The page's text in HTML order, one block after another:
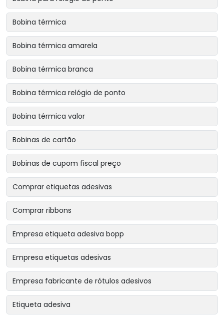
Bobina térmica
Bobina térmica amarela
Bobina térmica branca
Bobina térmica relógio de ponto
Bobina térmica valor
Bobinas de cartão
Bobinas de cupom fiscal preço
Comprar etiquetas adesivas
Comprar ribbons
Empresa etiqueta adesiva bopp
Empresa etiquetas adesivas
Empresa fabricante de rótulos adesivos
Etiqueta adesiva